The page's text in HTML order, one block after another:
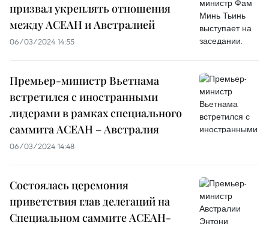
призвал укреплять отношения
между АСЕАН и Австралией
06/03/2024 14:55
Премьер-министр Вьетнама
встретился с иностранными
лидерами в рамках специального
саммита АСЕАН – Австралия
06/03/2024 14:48
Состоялась церемония
приветствия глав делегаций на
Специальном саммите АСЕАН-